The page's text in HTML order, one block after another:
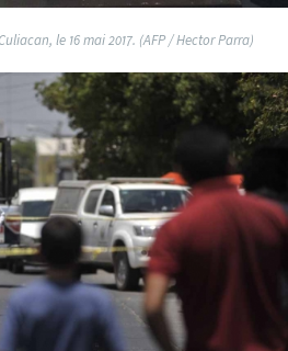
le 16 mai 2017. (AFP / Hector Parra)